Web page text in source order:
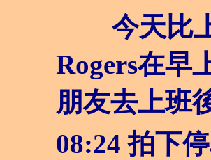
今天比上
Rogers在早
朋友去上班
08:24 拍下